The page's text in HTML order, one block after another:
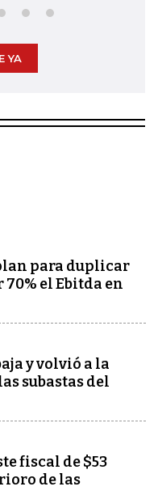
YA
para duplicar
el Ebitda en
y volvió a la
subastas del
fiscal de $53
de las